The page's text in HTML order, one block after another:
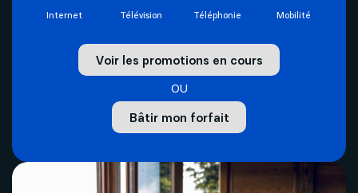
Téléphonie
Capsules vidéos
Politique de bénévolat
Carrières
Nous joindre
Internet Télévision Téléphonie Mobilité
Voir les promotions en cours
OU
Bâtir mon forfait